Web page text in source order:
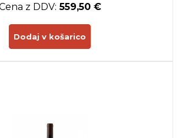
z DDV: 559,50 €
Dodaj v košarico